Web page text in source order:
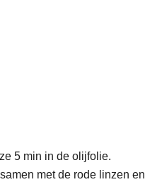
5 min in de olijfolie.
met de rode linzen en